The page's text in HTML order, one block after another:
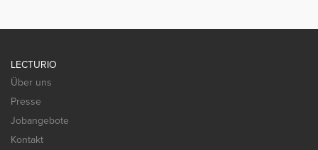
LECTURIO
Über uns
Presse
Jobangebote
Kontakt